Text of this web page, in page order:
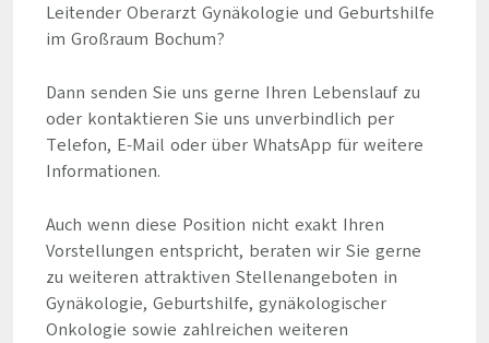
Leitender Oberarzt Gynäkologie und Geburtshilfe
im Großraum Bochum?
Dann senden Sie uns gerne Ihren Lebenslauf zu
oder kontaktieren Sie uns unverbindlich per
Telefon, E-Mail oder über WhatsApp für weitere
Informationen.
Auch wenn diese Position nicht exakt Ihren
Vorstellungen entspricht, beraten wir Sie gerne
zu weiteren attraktiven Stellenangeboten in
Gynäkologie, Geburtshilfe, gynäkologischer
Onkologie sowie zahlreichen weiteren